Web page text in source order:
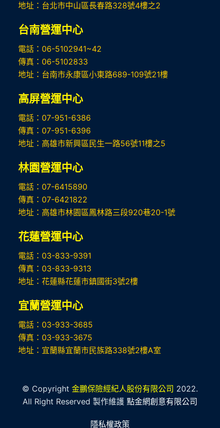
地址：台北市中山區長春路328號4樓之2
台南營運中心
電話：06-5102941~42
傳真：06-5102833
地址：台南市永康區小東路689-109號21樓
高屏營運中心
電話：07-951-6386
傳真：07-951-6396
地址：高雄市新興區民生一路56號11樓之5
林園營運中心
電話：07-6415890
傳真：07-6421822
地址：高雄市林園區鳳林路三段920巷20-1號
花蓮營運中心
電話：03-833-9391
傳真：03-833-9313
地址：花蓮縣花蓮市鎮國街3號2樓
宜蘭營運中心
電話：03-933-3685
傳真：03-933-3675
地址：宜蘭縣宜蘭市民族路338號2樓A室
© Copyright 金鵬保險經紀人股份有限公司 2022.
All Right Reserved 製作維護 點金網創意有限公司
隱私權政策